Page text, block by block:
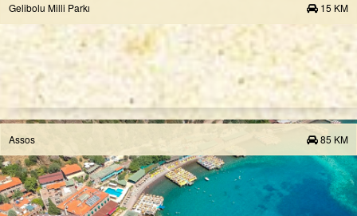
Gelibolu Milli Parkı 15 KM
Assos 85 KM